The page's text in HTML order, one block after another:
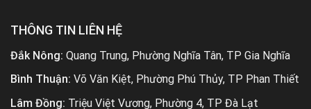
THÔNG TIN LIÊN HỆ
Đắk Nông: Quang Trung, Phường Nghĩa Tân, TP Gia Nghĩa
Bình Thuận: Võ Văn Kiệt, Phường Phú Thủy, TP Phan Thiết
Lâm Đồng: Triệu Việt Vương, Phường 4, TP Đà Lạt